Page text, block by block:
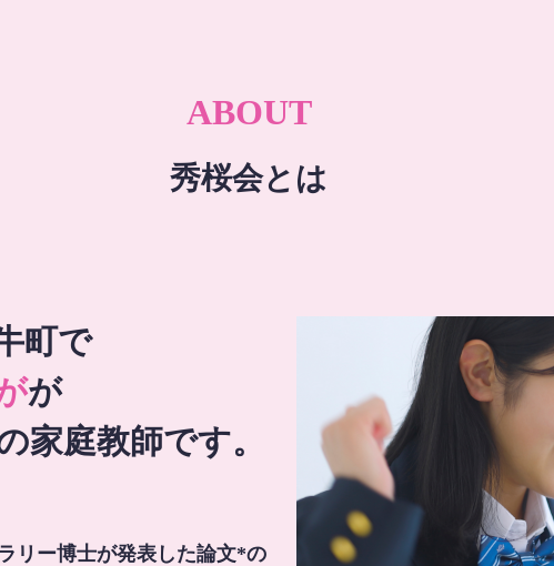
ABOUT
秀桜会とは
町で
が
家庭教師です。
リー博士が発表した論文*の